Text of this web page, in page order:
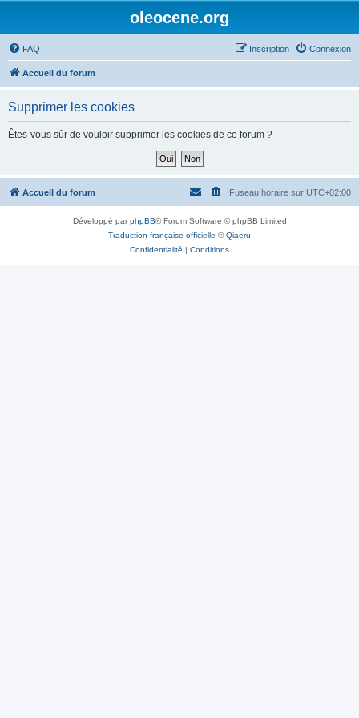
oleocene.org
FAQ Connexion
Inscription
Accueil du forum
Supprimer les cookies
Êtes-vous sûr de vouloir supprimer les cookies de ce forum ?
Accueil du forum Fuseau horaire sur UTC+02:00
Développé parphpBB® Forum Software © phpBB Limited
Traduction française officielle ©Qiaeru
Confidentialité | Conditions